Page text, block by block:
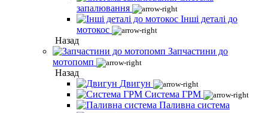
запалювання
Інші деталі до
мотокос
Назад
Запчастини до
мотопомп
Назад
Двигун
Система ГРМ
Паливна система